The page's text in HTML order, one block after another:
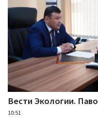
Вести Экологии.
10:51